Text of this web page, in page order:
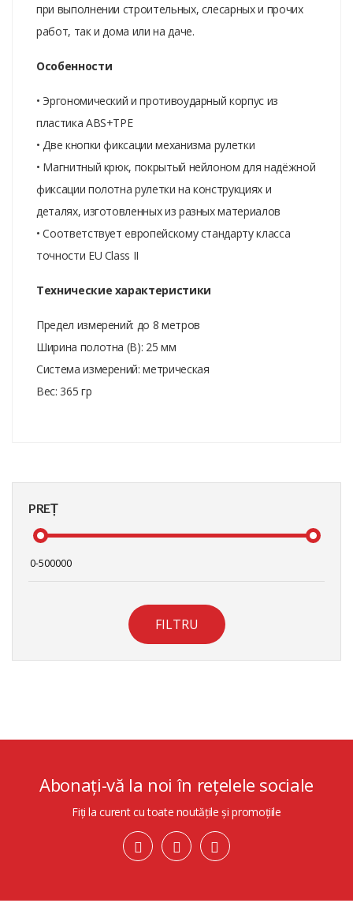
PREȚ
FILTRU
при выполнении строительных, слесарных и прочих
работ, так и дома или на даче.
Особенности
• Эргономический и противоударный корпус из
пластика ABS+TPE
• Две кнопки фиксации механизма рулетки
• Магнитный крюк, покрытый нейлоном для надёжной
фиксации полотна рулетки на конструкциях и
деталях, изготовленных из разных материалов
• Соответствует европейскому стандарту класса
точности EU Class II
Технические характеристики
Предел измерений: до 8 метров
Ширина полотна (B): 25 мм
Система измерений: метрическая
Вес: 365 гр
Abonați-vă la noi în rețelele sociale
Fiți la curent cu toate noutățile și promoțiile